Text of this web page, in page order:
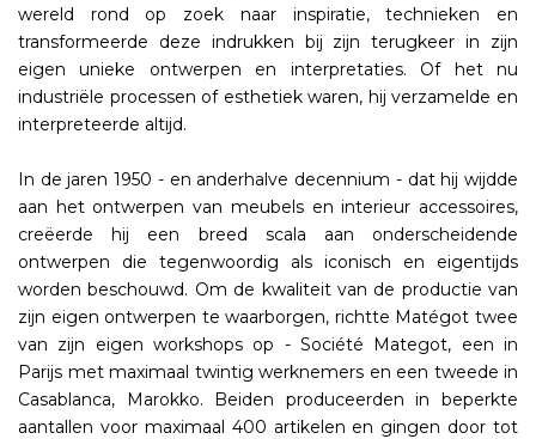
wereld rond op zoek naar inspiratie, technieken en
transformeerde deze indrukken bij zijn terugkeer in zijn
eigen unieke ontwerpen en interpretaties. Of het nu
industriële processen of esthetiek waren, hij verzamelde en
interpreteerde altijd.
In de jaren 1950 - en anderhalve decennium - dat hij wijdde
aan het ontwerpen van meubels en interieur accessoires,
creëerde hij een breed scala aan onderscheidende
ontwerpen die tegenwoordig als iconisch en eigentijds
worden beschouwd. Om de kwaliteit van de productie van
zijn eigen ontwerpen te waarborgen, richtte Matégot twee
van zijn eigen workshops op - Société Mategot, een in
Parijs met maximaal twintig werknemers en een tweede in
Casablanca, Marokko. Beiden produceerden in beperkte
aantallen voor maximaal 400 artikelen en gingen door tot